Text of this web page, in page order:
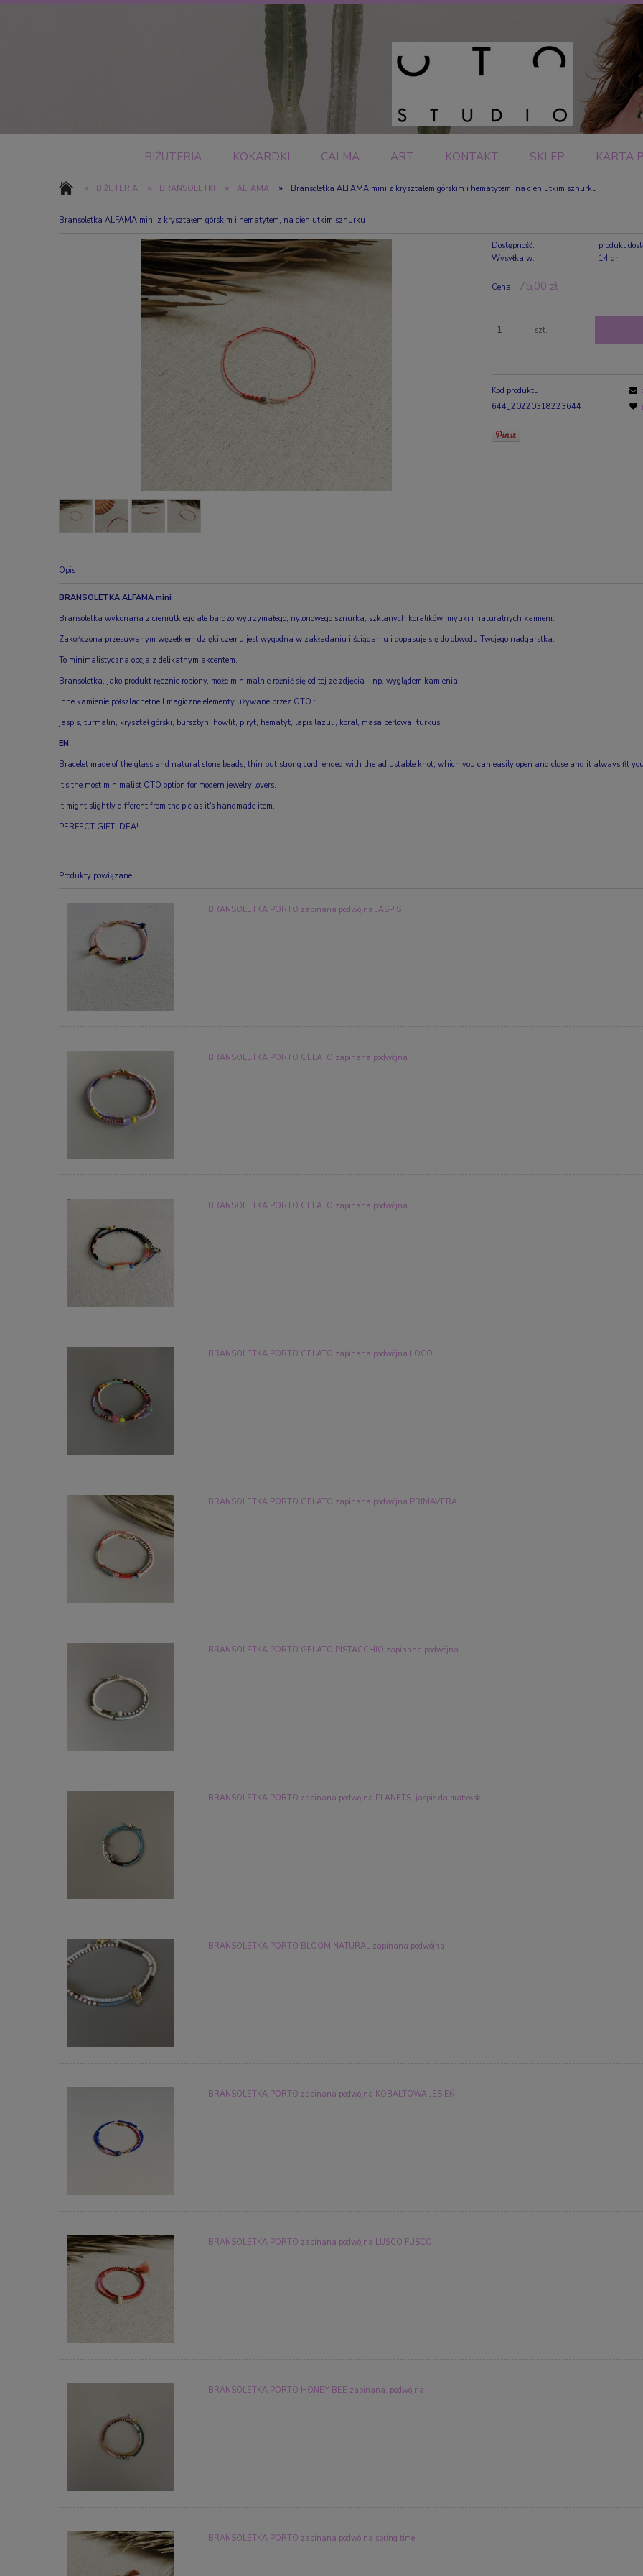
BIŻUTERIA KOKARDKI CALMA ART KONTAKT SKLEP KARTA
» BIŻUTERIA » BRANSOLETKI » ALFAMA » Bransoletka ALFAMA mini z kryształem górskim i hematytem, na cieniutkim sznurku
Bransoletka ALFAMA mini z kryształem górskim i hematytem, na cieniutkim sznurku
Dostępność:
produkt
Wysyłka w:
14 dni
Cena: 75,00 zł
szt.
Kod produktu:
644_20220318223644
Opis
BRANSOLETKA ALFAMA mini
Bransoletka wykonana z cieniutkiego ale bardzo wytrzymałego, nylonowego sznurka, szklanych koralików miyuki i naturalnych kamieni.
Zakończona przesuwanym węzełkiem dzięki czemu jest wygodna w zakładaniu i ściąganiu i dopasuje się do obwodu Twojego nadgarstka.
To minimalistyczna opcja z delikatnym akcentem.
Bransoletka, jako produkt ręcznie robiony, może minimalnie różnić się od tej ze zdjęcia - np. wyglądem kamienia.
Inne kamienie półszlachetne I magiczne elementy używane przez OTO :
jaspis, turmalin, kryształ górski, bursztyn, howlit, piryt, hematyt, lapis lazuli, koral, masa perłowa, turkus.
EN
Bracelet made of the glass and natural stone beads, thin but strong cord, ended with the adjustable knot, which you can easily open and close and it always fit
It's the most minimalist OTO option for modern jewelry lovers.
It might slightly different from the pic as it's handmade item.
PERFECT GIFT IDEA!
Produkty powiązane
BRANSOLETKA PORTO zapinana podwójna JASPIS
BRANSOLETKA PORTO GELATO zapinana podwójna
BRANSOLETKA PORTO GELATO zapinana podwójna
BRANSOLETKA PORTO GELATO zapinana podwójna LOCO
BRANSOLETKA PORTO GELATO zapinana podwójna PRIMAVERA
BRANSOLETKA PORTO GELATO PISTACCHIO zapinana podwójna
BRANSOLETKA PORTO zapinana podwójna PLANETS, jaspis dalmatyński
BRANSOLETKA PORTO BLOOM NATURAL zapinana podwójna
BRANSOLETKA PORTO zapinana podwójna KOBALTOWA JESIEŃ
BRANSOLETKA PORTO zapinana podwójna LUSCO FUSCO
BRANSOLETKA PORTO HONEY BEE zapinana, podwójna
BRANSOLETKA PORTO zapinana podwójna spring time